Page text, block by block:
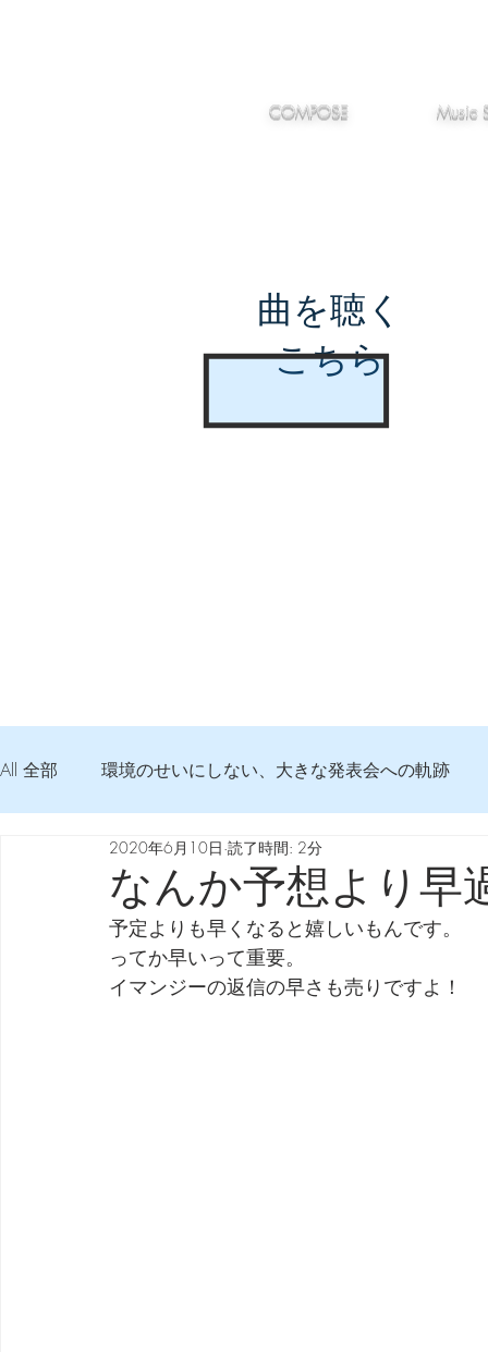
COMPOSE Music
曲を聴く
こちら
All 全部 環境のせいにしない、大きな発表会への軌跡
弦交換の記録 DTM 始める 知っておきたいコト
Imanjy Studio 使われているモノ 食べんじーの美味
なんか予想より早
2020年6月10日 読了時間: 2分
予定よりも早くなると嬉しいもんです。
ってか早いって重要。
イマンジーの返信の早さも売りですよ！